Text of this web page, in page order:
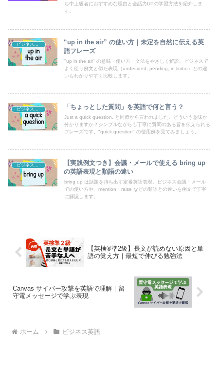
ち中上級者におすすめな理由と会話力UPの学習方法を紹介しま
す。
ビジネス英語
“up in the air” の使い方｜未定を自然に伝える英
語フレーズ
"up in the air" の意味・使い方・文法をやさしく解説。ビジネスで
よく使う例文と似た表現（undecided, pending, in limbo）との違
いもわかりやすく比較します。
ビジネス英語 「ちょっとした質問」を英語で何と言う？
Just a quick question. と同僚から言われました。どういう意味か
分かりますか？シンプルながらも丁寧に質問のある旨を伝えられる
フレーズです。"quick question" の使用例を見てみましょう。
ビジネス英語
【実践例文つき】会議・メールで使える bring up
の英語表現と類語の違い
bring up は話題を持ち出す定番英語表現。ビジネス会議・メール
での使い方や、mention・raise などの類語との違いを例文で丁寧
に解説します。
【英検®準2級】長文が読めない原因と単
語の覚え方｜最短で伸びる勉強法
Canvas サイバー攻撃を英語で理解｜留
守電メッセージで学ぶ表現
ホーム ビジネス英語